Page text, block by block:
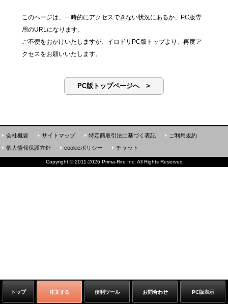
このページは、一時的にアクセスできない状況にあるか、PC版専
用のURLになります。
ご不便をおかけいたしますが、イロドリPC版トップより、再度ア
クセスをお願いいたします。
PC版トップページへ >
トップ 注文する 便利ツール お問合わせ PC版表示
会社概要 サイトマップ 特定商取引法に基づく表記
ご利用規約
個人情報保護方針
cookieポリシー チャット
Copyright ©2011-2026 Prima-Rire Inc. All Rights Reserved